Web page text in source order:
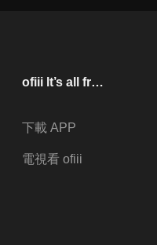
ofiii lt’s all free
下載 APP
電視看 ofiii